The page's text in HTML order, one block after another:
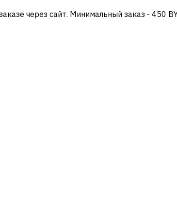
через сайт. Минимальный заказ - 450